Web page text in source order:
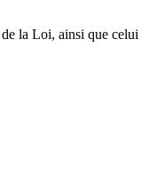
la Loi, ainsi que celui